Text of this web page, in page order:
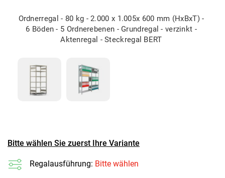
Ordnerregal - 80 kg - 2.000 x 1.005x 600 mm (HxBxT) -
6 Böden - 5 Ordnerebenen - Grundregal - verzinkt -
Aktenregal - Steckregal BERT
Bitte wählen Sie zuerst Ihre Variante
Regalausführung: Bitte wählen